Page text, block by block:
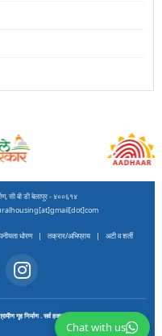
सी बी डी बेलापूर - ४००६१४
धोरण | तक्रार/अभिप्राय | अटी व शर्ती
गृह निर्माण . सर्व हक्क राखीव.
Chat with us